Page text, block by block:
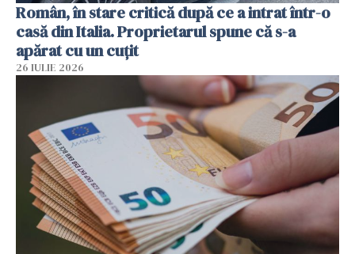
Român, în stare critică după ce a intrat într-o
casă din Italia. Proprietarul spune că s-a
apărat cu un cuțit
26 IULIE 2026